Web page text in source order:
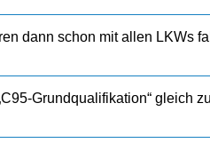
schon in der Tasche
+ 4CE
dann schon mit allen LKWs
Grundqualifikation“ gleich